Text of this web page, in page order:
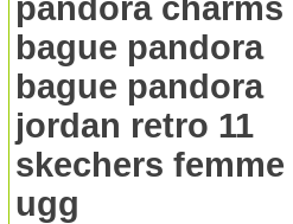
pandora charms
bague pandora
bague pandora
jordan retro 11
skechers femme
ugg